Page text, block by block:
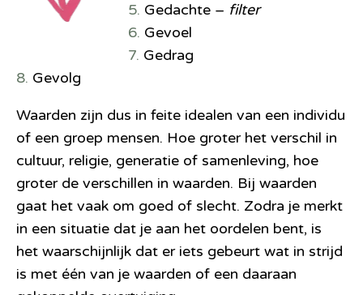
5. Gedachte – filter
6. Gevoel
7. Gedrag
8. Gevolg
Waarden zijn dus in feite idealen van een individu
of een groep mensen. Hoe groter het verschil in
cultuur, religie, generatie of samenleving, hoe
groter de verschillen in waarden. Bij waarden
gaat het vaak om goed of slecht. Zodra je merkt
in een situatie dat je aan het oordelen bent, is
het waarschijnlijk dat er iets gebeurt wat in strijd
is met één van je waarden of een daaraan